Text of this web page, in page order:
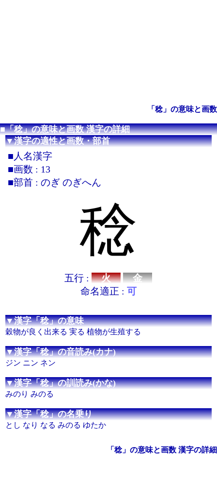
「稔」の意味と画数
■「稔」の意味と画数 漢字の詳細
▼漢字の適性と画数・部首
■人名漢字
■画数 : 13
■部首 : のぎ のぎへん
稔
五行 :火 金
命名適正 : 可
▼漢字「稔」の意味
穀物が良く出来る 実る 植物が生殖する
▼漢字「稔」の音読み(カナ)
ジン ニン ネン
▼漢字「稔」の訓読み(かな)
みのり みのる
▼漢字「稔」の名乗り
とし なり なる みのる ゆたか
「稔」の意味と画数 漢字の詳細